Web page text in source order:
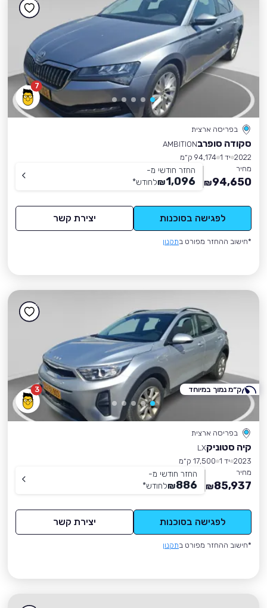
7
בפריסה ארצית
סקודה סופרבAMBITION
2022 יד 1
94,174 ק״מ
מחיר
94,650
₪
החזר חודשי מ-
1,096
₪לחודש*
לפגישה בסוכנות יצירת קשר
*חישוב ההחזר מפורט בתקנון
3
בפריסה ארצית
קיה סטוניקLX
2023 יד 1
17,500 ק״מ
מחיר
85,937
₪
החזר חודשי מ-
886
₪לחודש*
לפגישה בסוכנות יצירת קשר
*חישוב ההחזר מפורט בתקנון
ק״מ נמוך במיוחד